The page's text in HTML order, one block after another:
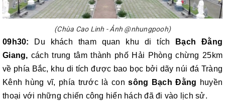
(Chùa Cao Linh - Ảnh @nhungpooh)
09h30: Du khách tham quan khu di tích
Bạch Đằng
Giang, cách trung tâm thành phố Hải Phòng chừng 25km
về phía Bắc, khu di tích được bao bọc bởi dãy núi đá Tràng
Kênh hùng vĩ, phía trước là consông Bạch Đằng huyền
thoại với những chiến công hiển hách đã đi vào lịch sử.